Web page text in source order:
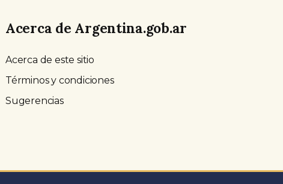
Acerca de Argentina.gob.ar
Acerca de este sitio
Términos y condiciones
Sugerencias